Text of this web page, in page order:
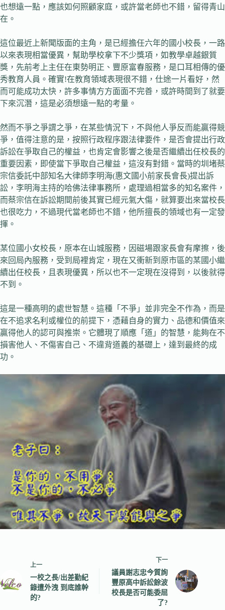
也想遠一點，應該如何照顧家庭，或許當老師也不錯，留得青山
在。
這位最近上新聞版面的主角，是已經擔任六年的國小校長，一路
以來表現相當優異，幫助學校拿下不少獎項，如教學卓越銀質
獎，先前考上主任在東勢明正、豐原富春服務，是口耳相傳的優
秀教育人員。確實!在教育領域表現很不錯，仕途一片看好，然
而可能成功太快，許多事情方方面面不完善，或許時間到了就要
下來沉潛，這是必須想遠一點的考量。
然而不爭之爭謂之爭，在某些情況下，不與他人爭反而能贏得競
爭，值得注意的是，按照行政程序跟法律要件，是否會提出行政
訴訟在爭取自己的權益，也肯定會影響之後是否繼續出任校長的
重要因素，即使當下爭取自己權益，這沒有對錯。當時的圳堵蔡
宗信委託中部知名大律師李明海(惠文國小前家長會長)提出訴
訟，李明海主持的哈佛法律事務所，處理過相當多的知名案件，
而蔡宗信在訴訟期間前後其實已經元氣大傷，就算要出來當校長
也很吃力，不過現代當老師也不錯，他所擅長的領域也有一定發
揮。
某位國小女校長，原本在山城服務，因磁場跟家長會有摩擦，後
來回局內服務，受到局裡肯定，現在又衝新到原市區的某國小繼
續出任校長，且表現優異，所以也不一定現在沒得到，以後就得
不到。
這是一種高明的處世智慧。這種「不爭」並非完全不作為，而是
在不追求名利或權位的前提下，憑藉自身的實力、品德和價值來
贏得他人的認可與推崇。它體現了順應「道」的智慧，能夠在不
損害他人、不傷害自己、不違背道義的基礎上，達到最終的成
功。
上一
一校之長/出差勤紀
錄遭外洩 到底誰幹
的?
下一
議員謝志忠今質詢
豐原高中訴訟餘波
校長是否可能委屈
了?